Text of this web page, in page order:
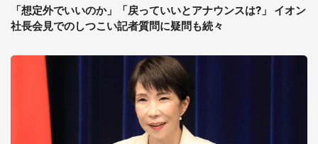
「想定外でいいのか」「戻っていいとアナウンスは?」 イオン
社長会見でのしつこい記者質問に疑問も続々